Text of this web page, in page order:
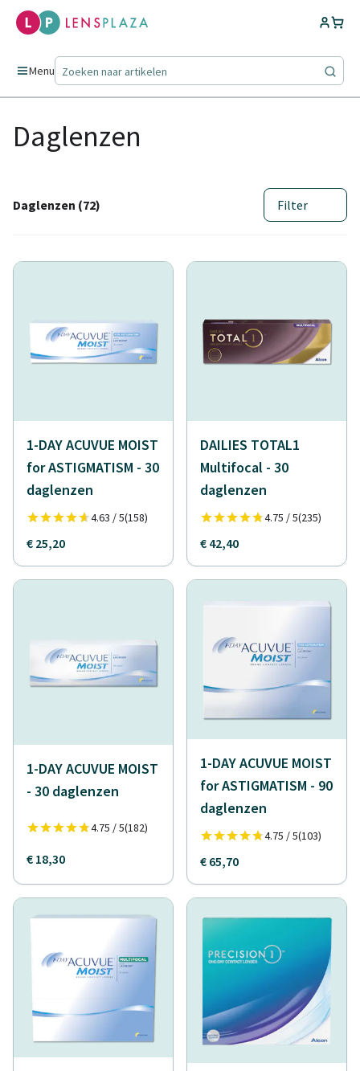
Menu
Daglenzen
Daglenzen (72) Filter
1-DAY ACUVUE MOIST
for ASTIGMATISM - 30
daglenzen
4.63 / 5(158)
€ 25,20
DAILIES TOTAL1
Multifocal - 30
daglenzen
4.75 / 5(235)
€ 42,40
1-DAY ACUVUE MOIST
- 30 daglenzen
4.75 / 5(182)
€ 18,30
1-DAY ACUVUE MOIST
for ASTIGMATISM - 90
daglenzen
4.75 / 5(103)
€ 65,70